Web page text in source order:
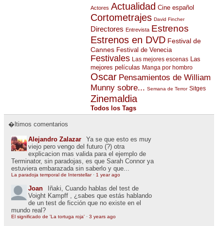
Actores Actualidad Cine español
Cortometrajes David Fincher
Directores Entrevista Estrenos
Estrenos en DVD Festival de
Cannes Festival de Venecia
Festivales Las mejores escenas Las
mejores películas Manga por hombro
Oscar Pensamientos de William
Munny sobre... Semana de Terror Sitges
Zinemaldia
Todos los Tags
�ltimos comentarios
Alejandro Zalazar
Ya se que esto es muy
viejo pero vengo del futuro (?) otra
explicacion mas valida para el ejemplo de
Terminator, sin paradojas, es que Sarah Connor ya
estuviera embarazada sin saberlo y que...
La paradoja temporal de Interstellar· 1 year ago
Joan
Iñaki, Cuando hablas del test de
Voight Kampff , ¿sabes que estás hablando
de un test de ficción que no existe en el
mundo real?
El significado de 'La tortuga roja' · 3 years ago